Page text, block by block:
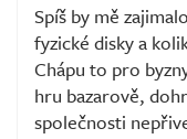
Spíš by mě
fyzické disky a
Chápu to pro
hru bazarově,
společnosti